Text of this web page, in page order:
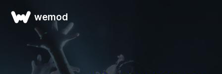
wemod